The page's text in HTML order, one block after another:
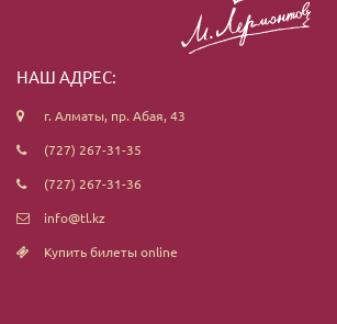
НАШ АДРЕС:
г. Алматы, пр. Абая, 43
(727) 267-31-35
(727) 267-31-36
info@tl.kz
Купить билеты online